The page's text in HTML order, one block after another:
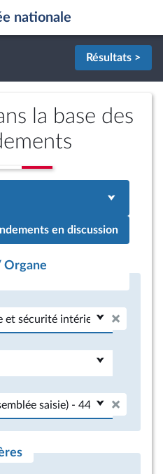
nationale
Résultats >
la base des
en discussion
Organe